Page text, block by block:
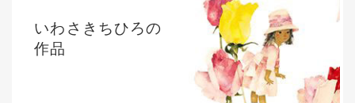
いわさきちひろの
作品